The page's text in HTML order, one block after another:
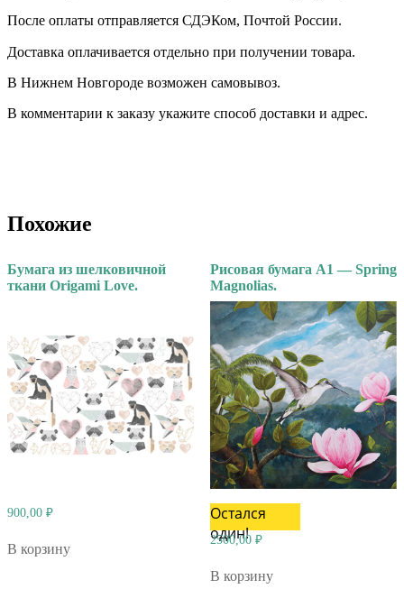
После оплаты отправляется СДЭКом, Почтой России. ⠀
Доставка оплачивается отдельно при получении товара. ⠀
В Нижнем Новгороде возможен самовывоз.
В комментарии к заказу укажите способ доставки и адрес.
Похожие
Бумага из шелковичной
ткани Origami Love.
900,00 ₽
В корзину
Рисовая бумага А1 — Spring
Magnolias.
Остался
один!
2500,00 ₽
В корзину